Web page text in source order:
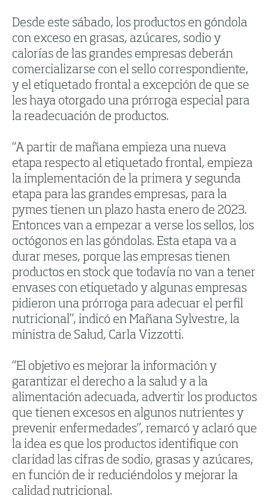
Desde este sábado, los productos en góndola
con exceso en grasas, azúcares, sodio y
calorías de las grandes empresas deberán
comercializarse con el sello correspondiente,
y el etiquetado frontal a excepción de que se
les haya otorgado una prórroga especial para
la readecuación de productos.
“A partir de mañana empieza una nueva
etapa respecto al etiquetado frontal, empieza
la implementación de la primera y segunda
etapa para las grandes empresas, para la
pymes tienen un plazo hasta enero de 2023.
Entonces van a empezar a verse los sellos, los
octógonos en las góndolas. Esta etapa va a
durar meses, porque las empresas tienen
productos en stock que todavía no van a tener
envases con etiquetado y algunas empresas
pidieron una prórroga para adecuar el perfil
nutricional”, indicó en Mañana Sylvestre, la
ministra de Salud, Carla Vizzotti.
“El objetivo es mejorar la información y
garantizar el derecho a la salud y a la
alimentación adecuada, advertir los productos
que tienen excesos en algunos nutrientes y
prevenir enfermedades”, remarcó y aclaró que
la idea es que los productos identifique con
claridad las cifras de sodio, grasas y azúcares,
en función de ir reduciéndolos y mejorar la
calidad nutricional.